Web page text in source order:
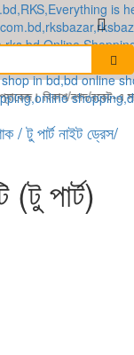
বিকাশ/নগদ/রকেট-এ
/ টু পার্ট নাইট ড্রেস/
(টু পার্ট)